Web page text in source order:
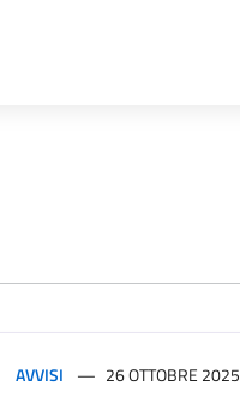
AVVISI 26 OTTOBRE 2025